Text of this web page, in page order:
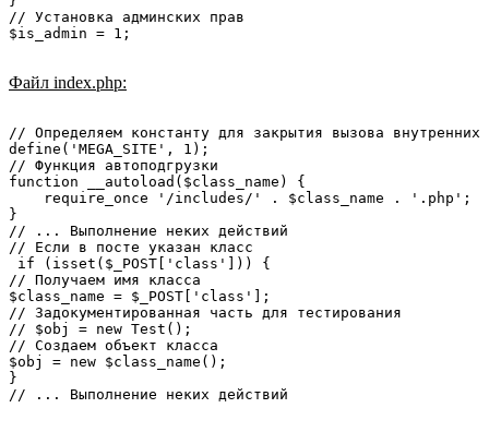
// Установка админских прав
Файл index.php:
// Определяем константу для закрытия вызова внутренних
define('MEGA_SITE', 1);
// Функция автоподгрузки
function __autoload($class_name) {
    require_once '/includes/' . $class_name . '.php';
}
// ... Выполнение неких действий
// Если в посте указан класс
if (isset($_POST['class'])) {
// Получаем имя класса
$class_name = $_POST['class'];
// Задокументированная часть для тестирования
// $obj = new Test();
// Создаем объект класса
$obj = new $class_name();
}